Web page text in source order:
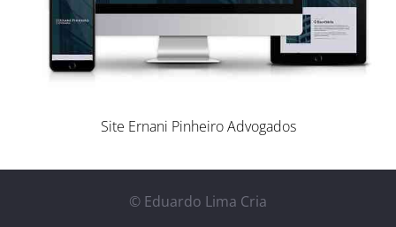
Site Ernani Pinheiro Advogados
© Eduardo Lima Cria